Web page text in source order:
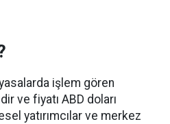
işlem gören
ve fiyatı ABD doları
yatırımcılar ve merkez